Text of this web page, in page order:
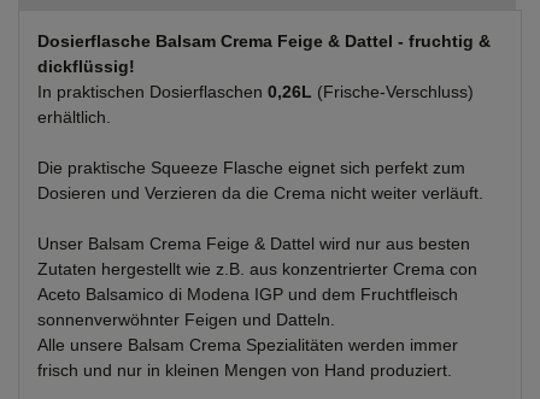
Dosierflasche Balsam Crema Feige & Dattel - fruchtig &
dickflüssig!
In praktischen Dosierflaschen 0,26L (Frische-Verschluss)
erhältlich.
Die praktische Squeeze Flasche eignet sich perfekt zum
Dosieren und Verzieren da die Crema nicht weiter verläuft.
Unser Balsam Crema Feige & Dattel wird nur aus besten
Zutaten hergestellt wie z.B. aus konzentrierter Crema con
Aceto Balsamico di Modena IGP und dem Fruchtfleisch
sonnenverwöhnter Feigen und Datteln.
Alle unsere Balsam Crema Spezialitäten werden immer
frisch und nur in kleinen Mengen von Hand produziert.